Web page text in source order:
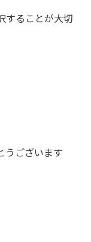
することが大切
うございます